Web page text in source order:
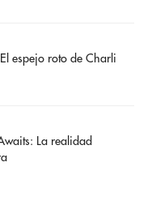
espejo roto de Charli
La realidad